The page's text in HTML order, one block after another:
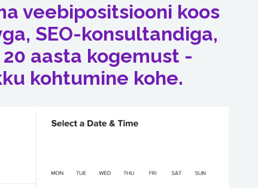
veebipositsiooni koos
SEO-konsultandiga,
aasta kogemust -
kohtumine kohe.